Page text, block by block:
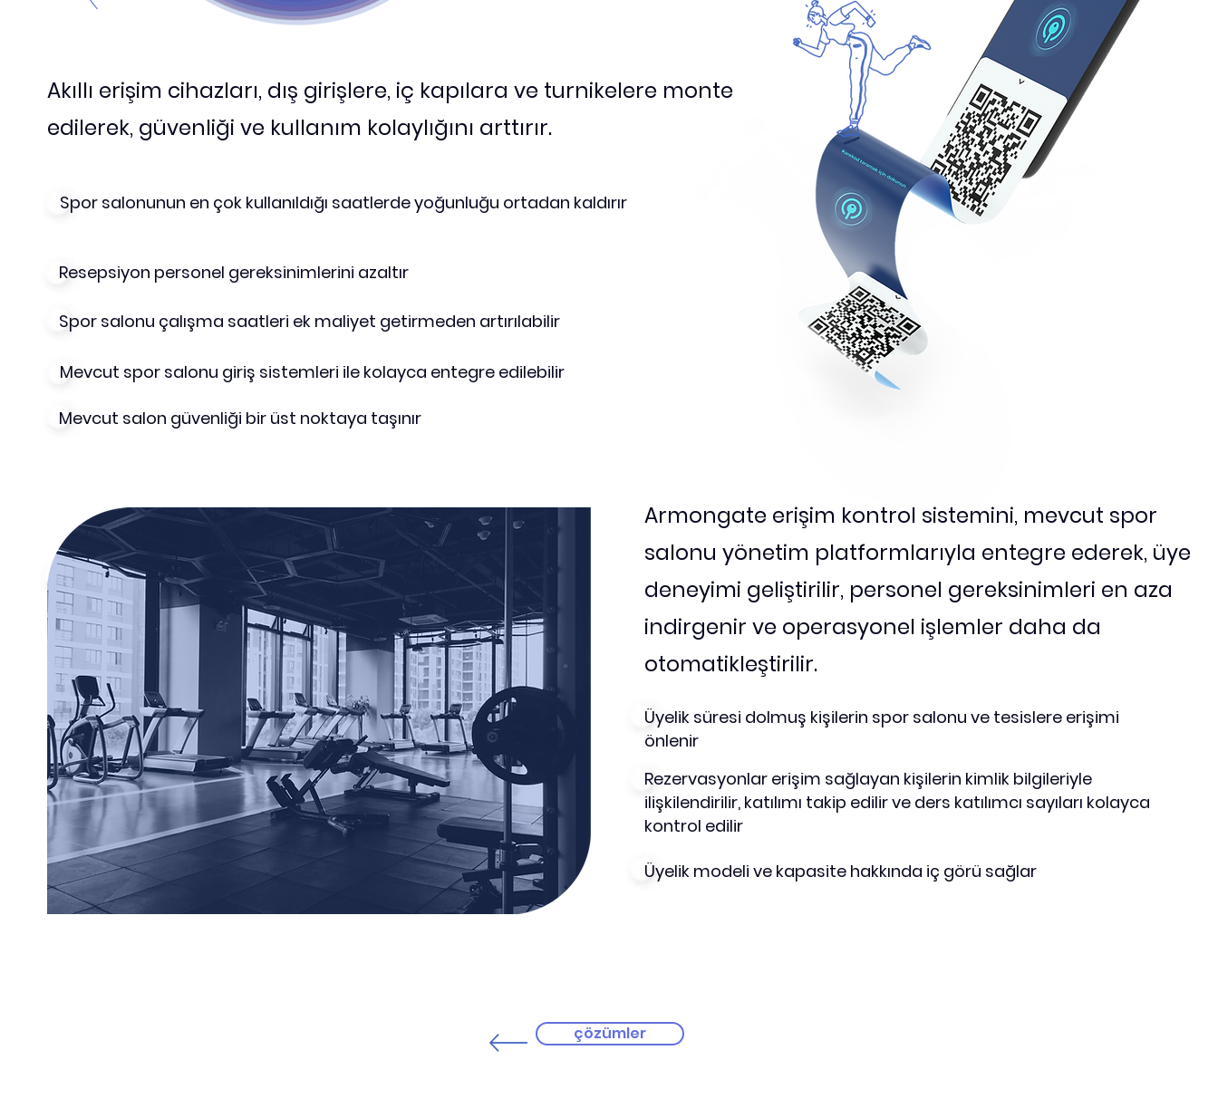
Akıllı erişim cihazları, dış girişlere, iç kapılara ve turnikelere monte
edilerek, güvenliği ve kullanım kolaylığını arttırır.
Spor salonunun en çok kullanıldığı saatlerde yoğunluğu ortadan kaldırır
Resepsiyon personel gereksinimlerini azaltır
Spor salonu çalışma saatleri ek maliyet getirmeden artırılabilir
Mevcut spor salonu giriş sistemleri ile kolayca entegre edilebilir
Mevcut salon güvenliği bir üst noktaya taşınır
Armongate erişim kontrol sistemini, mevcut spor
salonu yönetim platformlarıyla entegre ederek, üye
deneyimi geliştirilir, personel gereksinimleri en aza
indirgenir ve operasyonel işlemler daha da
otomatikleştirilir.
Rezervasyonlar erişim sağlayan kişilerin kimlik bilgileriyle
ilişkilendirilir, katılımı takip edilir ve ders katılımcı sayıları kolayca
kontrol edilir
Üyelik süresi dolmuş kişilerin spor salonu ve tesislere erişimi
önlenir
Üyelik modeli ve kapasite hakkında iç görü sağlar
çözümler